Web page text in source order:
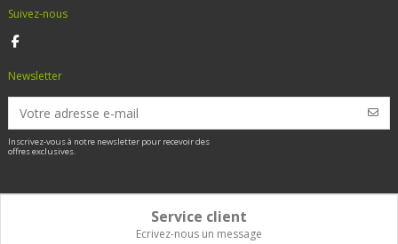
Suivez-nous
Newsletter
Inscrivez-vous à notre newsletter pour recevoir des
offres exclusives.
Service client
Ecrivez-nous un message